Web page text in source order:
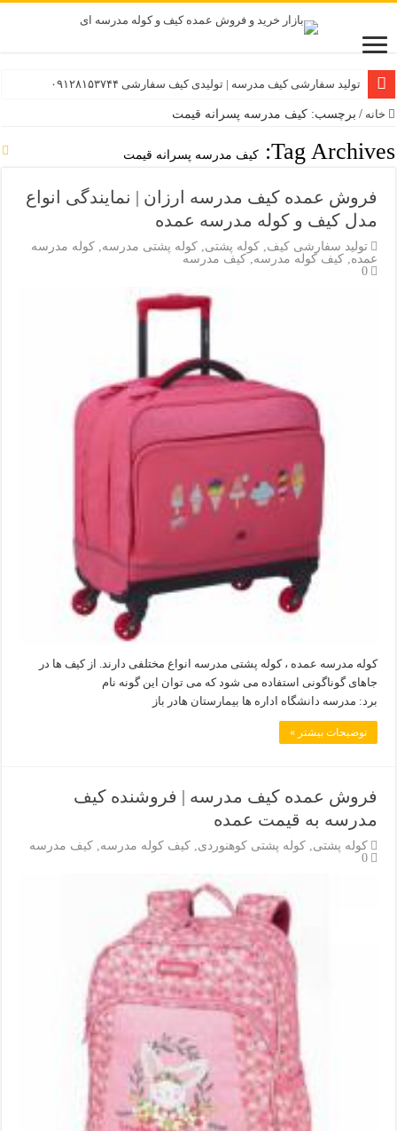
تولید سفارشی کیف مدرسه | تولیدی کیف سفارشی ۰۹۱۲۸۱۵۳۷۴۴
خانه / برچسب: کیف مدرسه پسرانه قیمت
Tag Archives: کیف مدرسه پسرانه قیمت
فروش عمده کیف مدرسه ارزان | نمایندگی انواع
مدل کیف و کوله مدرسه عمده
تولید سفارشی کیف,کوله پشتی,کوله پشتی مدرسه,کوله مدرسه
عمده,کیف کوله مدرسه,کیف مدرسه
0
کوله مدرسه عمده ، کوله پشتی مدرسه انواع مختلفی دارند. از کیف ها در
جاهای گوناگونی استفاده می شود که می توان این گونه نام
برد: مدرسه دانشگاه اداره ها بیمارستان هادر باز
توضیحات بیشتر »
فروش عمده کیف مدرسه | فروشنده کیف
مدرسه به قیمت عمده
کوله پشتی ,کوله پشتی کوهنوردی ,کیف کوله مدرسه ,کیف مدرسه
0